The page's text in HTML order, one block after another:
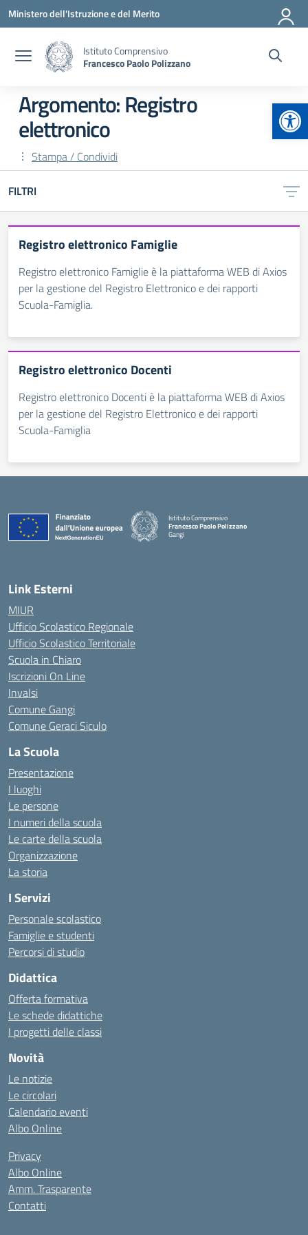
Vai ai contenuti
Vai al menu di navigazione
Vai al footer
Ministero dell'Istruzione e del Merito
Istituto Comprensivo
Francesco Paolo Polizzano
Argomento: Registro
elettronico
Stampa / Condividi
FILTRI
Registro elettronico Famiglie
Registro elettronico Famiglie è la piattaforma WEB di Axios
per la gestione del Registro Elettronico e dei rapporti
Scuola-Famiglia.
Registro elettronico Docenti
Registro elettronico Docenti è la piattaforma WEB di Axios
per la gestione del Registro Elettronico e dei rapporti
Scuola-Famiglia
Istituto Comprensivo
Francesco Paolo Polizzano
Gangi
— Visita la pagina iniziale della scuola
Link Esterni
MIUR
Ufficio Scolastico Regionale
Ufficio Scolastico Territoriale
Scuola in Chiaro
Iscrizioni On Line
Invalsi
Comune Gangi
Comune Geraci Siculo
La Scuola
Presentazione
I luoghi
Le persone
I numeri della scuola
Le carte della scuola
Organizzazione
La storia
I Servizi
Personale scolastico
Famiglie e studenti
Percorsi di studio
Didattica
Offerta formativa
Le schede didattiche
I progetti delle classi
Novità
Le notizie
Le circolari
Calendario eventi
Albo Online
Privacy
Albo Online
Amm. Trasparente
Contatti